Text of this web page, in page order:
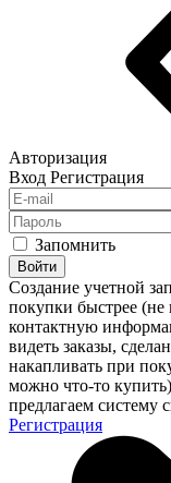
Авторизация
Вход Регистрация
Запомнить
Войти
Создание учетной
покупки быстрее (не
контактную
видеть заказы,
накапливать при
можно что-то
предлагаем систему
Регистрация